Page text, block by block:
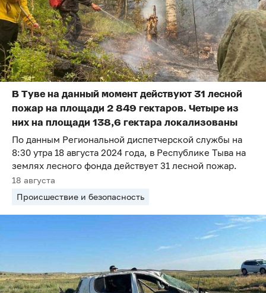
В Туве на данный момент действуют 31 лесной
пожар на площади 2 849 гектаров. Четыре из
них на площади 138,6 гектара локализованы
По данным Региональной диспетчерской службы на
8:30 утра 18 августа 2024 года, в Республике Тыва на
землях лесного фонда действует 31 лесной пожар.
18 августа
Происшествие и безопасность